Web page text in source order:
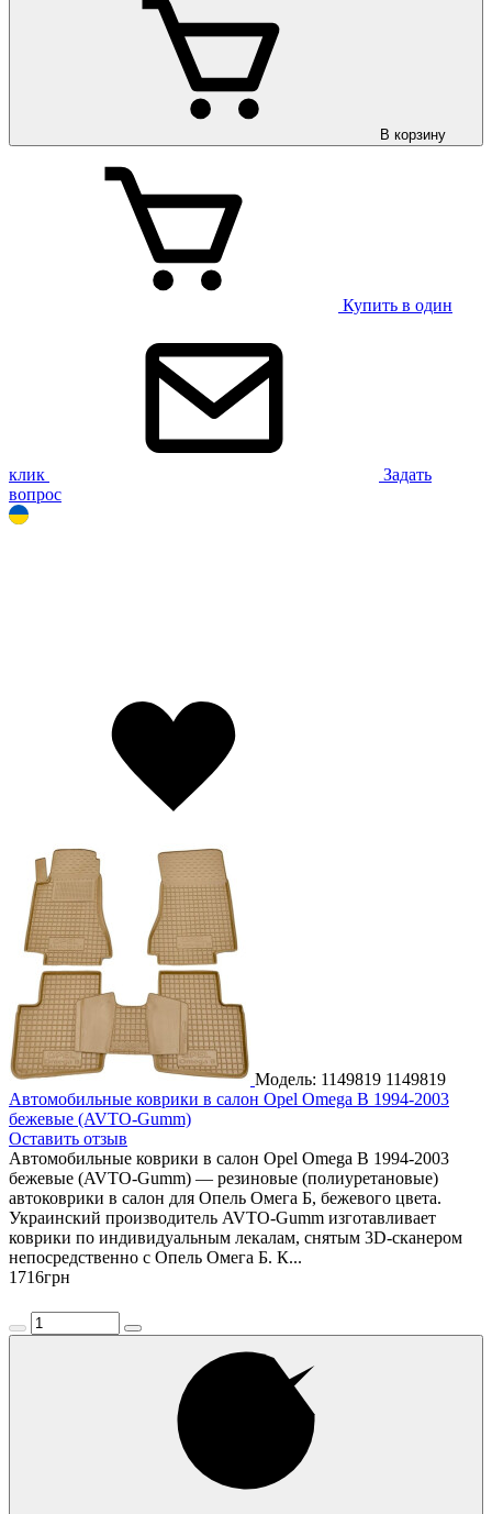
В корзину
Купить в один
клик
Задать
вопрос
Модель: 1149819 1149819
Автомобильные коврики в салон Opel Omega B 1994-2003
бежевые (AVTO-Gumm)
Оставить отзыв
Автомобильные коврики в салон Opel Omega B 1994-2003
бежевые (AVTO-Gumm) — резиновые (полиуретановые)
автоковрики в салон для Опель Омега Б, бежевого цвета.
Украинский производитель AVTO-Gumm изготавливает
коврики по индивидуальным лекалам, снятым 3D-сканером
непосредственно с Опель Омега Б. К...
1716грн